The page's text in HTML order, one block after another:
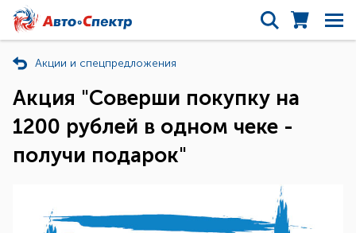
Акции и спецпредложения
Акция "Соверши покупку на
1200 рублей в одном чеке -
получи подарок"